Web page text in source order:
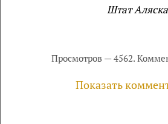
Штат
Просмотров — 4562.
Показать